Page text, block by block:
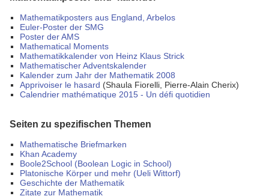
Mathematikposters aus England, Arbelos
Euler-Poster der SMG
Poster der AMS
Mathematical Moments
Mathematikkalender von Heinz Klaus Strick
Mathematischer Adventskalender
Kalender zum Jahr der Mathematik 2008
Apprivoiser le hasard (Shaula Fiorelli, Pierre-Alain Cherix)
Calendrier mathématique 2015 - Un défi quotidien
Seiten zu spezifischen Themen
Mathematische Briefmarken
Khan Academy
Boole2School (Boolean Logic in School)
Platonische Körper und mehr (Ueli Wittorf)
Geschichte der Mathematik
Zitate zur Mathematik